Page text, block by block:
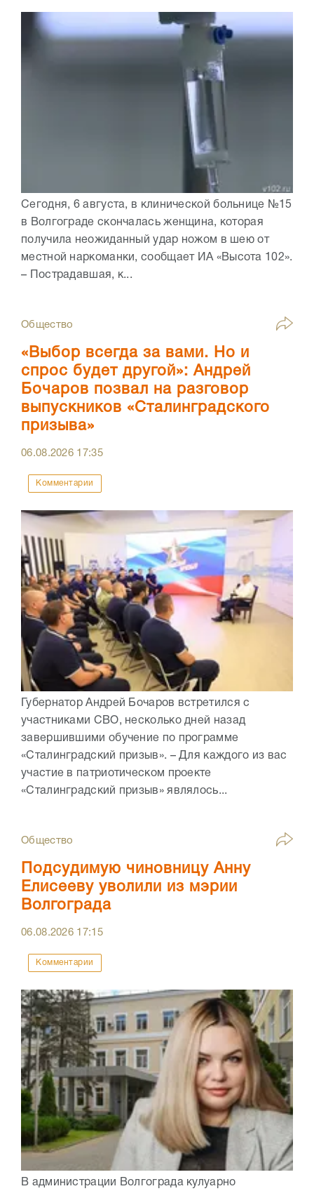
Сегодня, 6 августа, в клинической больнице №15
в Волгограде скончалась женщина, которая
получила неожиданный удар ножом в шею от
местной наркоманки, сообщает ИА «Высота 102».
– Пострадавшая, к...
Общество
«Выбор всегда за вами. Но и
спрос будет другой»: Андрей
Бочаров позвал на разговор
выпускников «Сталинградского
призыва»
06.08.2026 17:35
Комментарии
Губернатор Андрей Бочаров встретился с
участниками СВО, несколько дней назад
завершившими обучение по программе
«Сталинградский призыв». – Для каждого из вас
участие в патриотическом проекте
«Сталинградский призыв» являлось...
Общество
Подсудимую чиновницу Анну
Елисееву уволили из мэрии
Волгограда
06.08.2026 17:15
Комментарии
В администрации Волгограда кулуарно